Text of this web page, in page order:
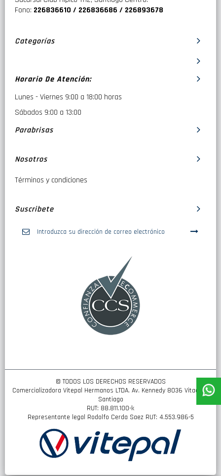
Fono: 226836610 / 226836686 / 226893678
Categorías
Horario De Atención:
Lunes - Viernes 9:00 a 18:00 horas
Sábados 9:00 a 13:00
Parabrisas
Nosotros
Términos y condiciones
Suscribete
© TODOS LOS DERECHOS RESERVADOS
Comercializadora Vitepal Hermanos LTDA. Av. Kennedy 8036 Vitacura,
Santiago
RUT: 88.811.100-k
Representante legal Rodolfo Cerda Saez RUT: 4.553.986-5